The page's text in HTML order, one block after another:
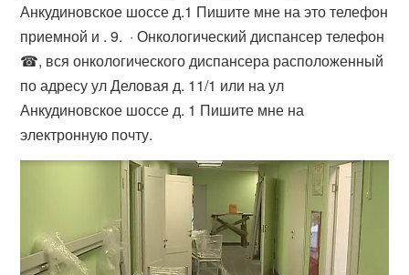
Анкудиновское шоссе д.1 Пишите мне на это телефон
приемной и . 9. · Онкологический диспансер телефон
☎, вся онкологического диспансера расположенный
по адресу ул Деловая д. 11/1 или на ул
Анкудиновское шоссе д. 1 Пишите мне на
электронную почту.